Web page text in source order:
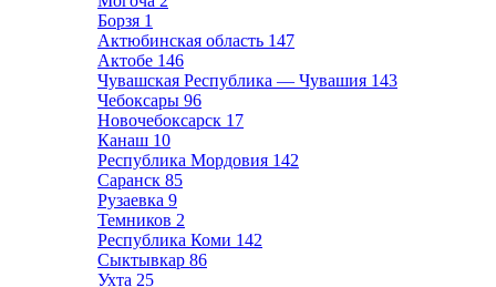
Борзя 1
Актюбинская область 147
Актобе 146
Чувашская Республика — Чувашия 143
Чебоксары 96
Новочебоксарск 17
Канаш 10
Республика Мордовия 142
Саранск 85
Рузаевка 9
Темников 2
Республика Коми 142
Сыктывкар 86
Ухта 25